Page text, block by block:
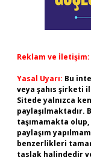
Reklam ve İletişim:
Yasal Uyarı: Bu
veya şahıs şirketi
Sitede yalnızca
taşımamakta
paylaşım
benzerlikleri
taslak halindedir